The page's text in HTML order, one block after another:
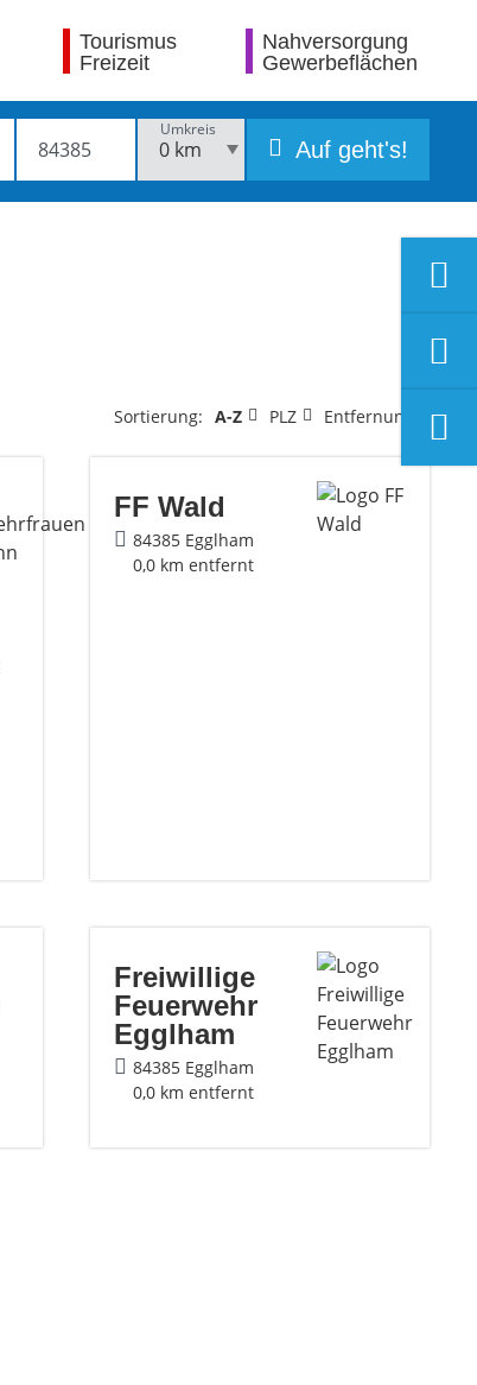
Tourismus
Freizeit
Nahversorgung
Gewerbeflächen
Umkreis
Auf geht's!
Sortierung: A-Z PLZ Entfernung
FF Wald
84385 Egglham
0,0 km entfernt
Freiwillige
Feuerwehr
Egglham
84385 Egglham
0,0 km entfernt